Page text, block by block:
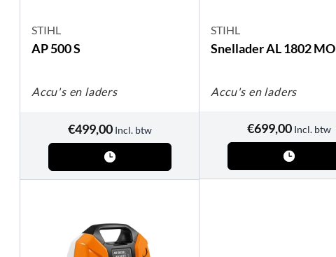
STIHL
AP 500 S
Accu's en laders
€499,00 Incl. btw
STIHL
Snellader AL 1802 MO
Accu's en laders
€699,00 Incl. btw